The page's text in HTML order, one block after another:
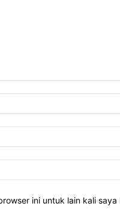
ini untuk lain kali saya